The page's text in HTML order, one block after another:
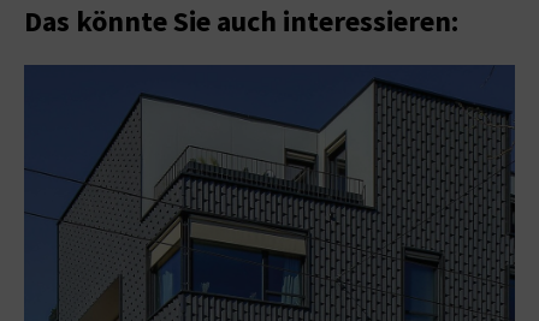
Das könnte Sie auch interessieren: